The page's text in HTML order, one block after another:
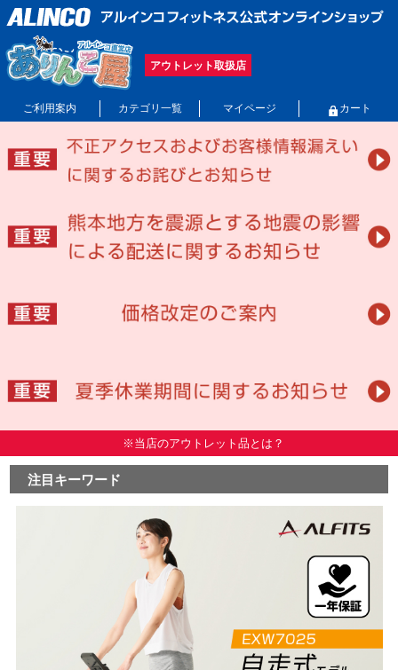
アウトレット取扱店
ご利用案内 カテゴリ一覧 マイページ カート
※当店のアウトレット品とは？
注目キーワード